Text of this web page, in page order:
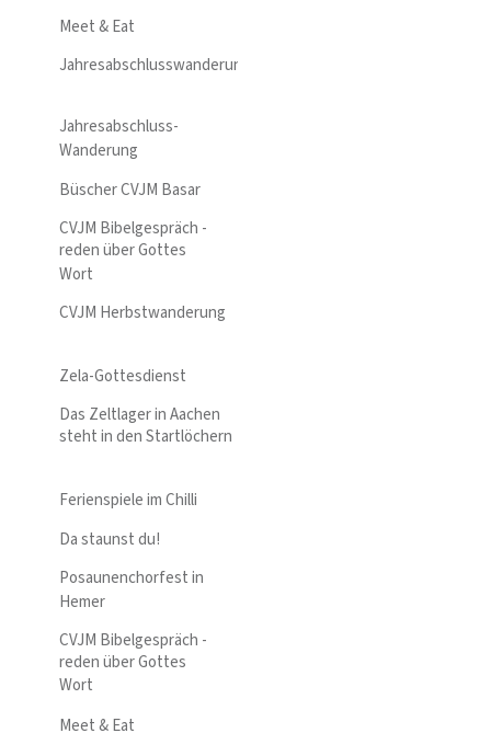
Meet & Eat
Jahresabschlusswanderung
Jahresabschluss-
Wanderung
Büscher CVJM Basar
CVJM Bibelgespräch -
reden über Gottes
Wort
CVJM Herbstwanderung
Zela-Gottesdienst
Das Zeltlager in Aachen
steht in den Startlöchern
Ferienspiele im Chilli
Da staunst du!
Posaunenchorfest in
Hemer
CVJM Bibelgespräch -
reden über Gottes
Wort
Meet & Eat